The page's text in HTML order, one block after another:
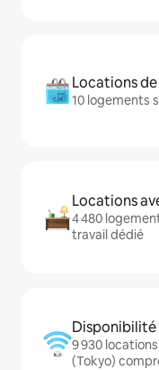
Locations
10 logements
Locations
4 480
travail dédié
Disponibilité
9 930
(Tokyo)